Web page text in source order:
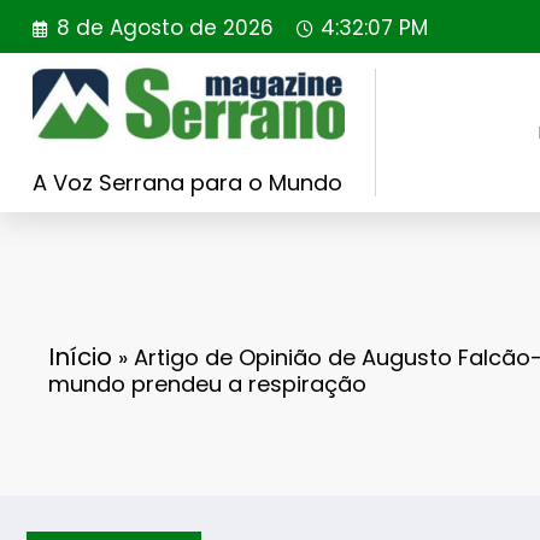
Saltar
para
conteúdo
8 de Agosto de 2026 4:32:08 PM
A Voz Serrana para o Mundo
Início » Artigo de Opinião de Augusto
mundo prendeu a respiração